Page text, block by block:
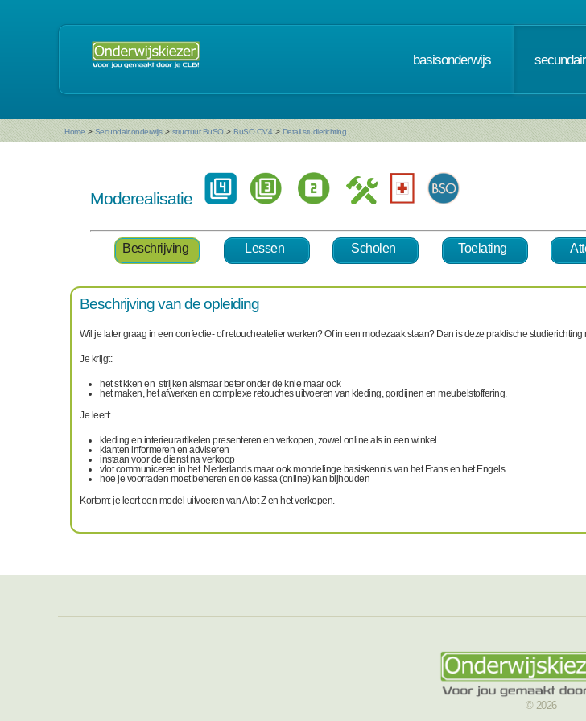
basisonderwijs
Home > Secundair onderwijs > structuur BuSO > BuSO OV4 > Detail studierichting
Moderealisatie
Beschrijving Lessen Scholen Toelating
Beschrijving van de opleiding
Wil je later graag in een confectie- of retoucheatelier werken? Of in een modezaak staan? Dan is deze praktische
Je krijgt:
het stikken en strijken alsmaar beter onder de knie maar ook
het maken, het afwerken en complexe retouches uitvoeren van kleding, gordijnen en meubelstoffering.
Je leert:
kleding en interieurartikelen presenteren en verkopen, zowel online als in een winkel
klanten informeren en adviseren
instaan voor de dienst na verkoop
vlot communiceren in het Nederlands maar ook mondelinge basiskennis van het Frans en het Engels
hoe je voorraden moet beheren en de kassa (online) kan bijhouden
Kortom: je leert een model uitvoeren van A tot Z en het verkopen.
© 2026